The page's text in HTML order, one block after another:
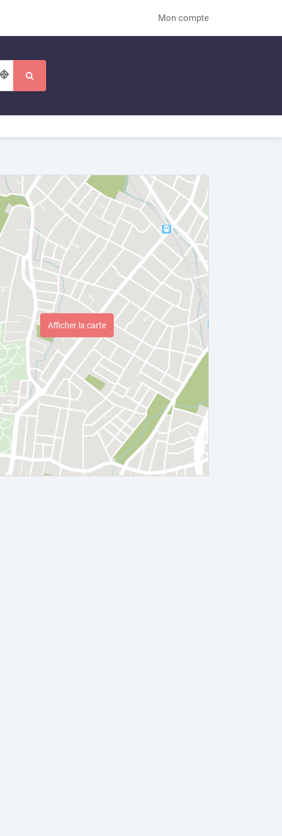
Mon compte
Afficher la carte